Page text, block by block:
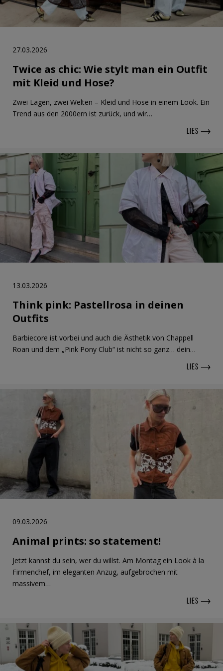
27.03.2026
Twice as chic: Wie stylt man ein Outfit
mit Kleid und Hose?
Zwei Lagen, zwei Welten – Kleid und Hose in einem Look. Ein
Trend aus den 2000ern ist zurück, und wir…
LIES
13.03.2026
Think pink: Pastellrosa in deinen
Outfits
Barbiecore ist vorbei und auch die Ästhetik von Chappell
Roan und dem „Pink Pony Club“ ist nicht so ganz… dein…
LIES
09.03.2026
Animal prints: so statement!
Jetzt kannst du sein, wer du willst. Am Montag ein Look à la
Firmenchef, im eleganten Anzug, aufgebrochen mit
massivem…
LIES